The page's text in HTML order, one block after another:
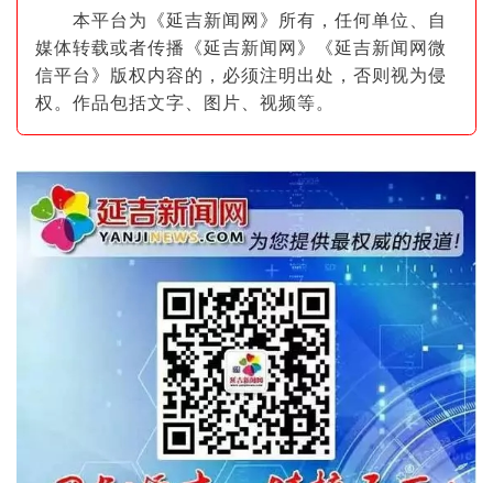
本平台为《延吉新闻网》所有，任何单位、自
媒体转载或者传播《延吉新闻网》《延吉新闻网微
信平台》版权内容的，必须注明出处，否则视为侵
权。作品包括文字、图片、视频等。